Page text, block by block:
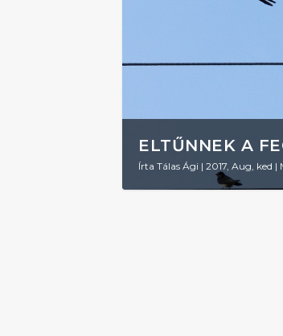
ELTŰNNEK A
Írta Tálas Ági | 2017, Aug, ked |